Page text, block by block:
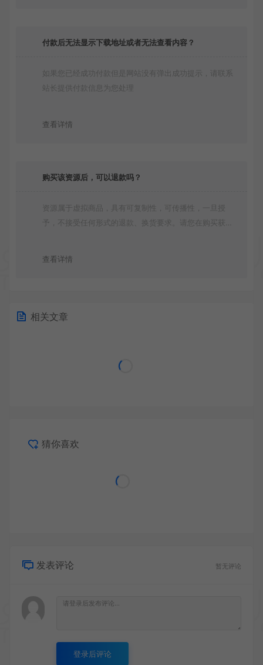
付款后无法显示下载地址或者无法查看内容？
如果您已经成功付款但是网站没有弹出成功提示，请联系
站长提供付款信息为您处理
查看详情
购买该资源后，可以退款吗？
资源属于虚拟商品，具有可复制性，可传播性，一旦授
予，不接受任何形式的退款、换货要求。请您在购买获取
查看详情
相关文章
猜你喜欢
发表评论 暂无评论
登录后评论